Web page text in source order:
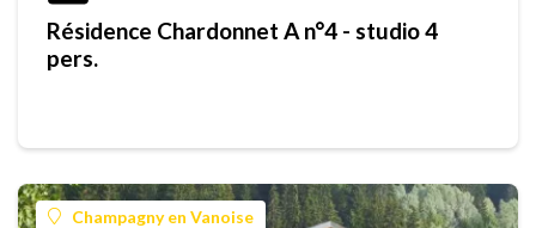
Résidence Chardonnet A n°4 - studio 4
pers.
Champagny en Vanoise